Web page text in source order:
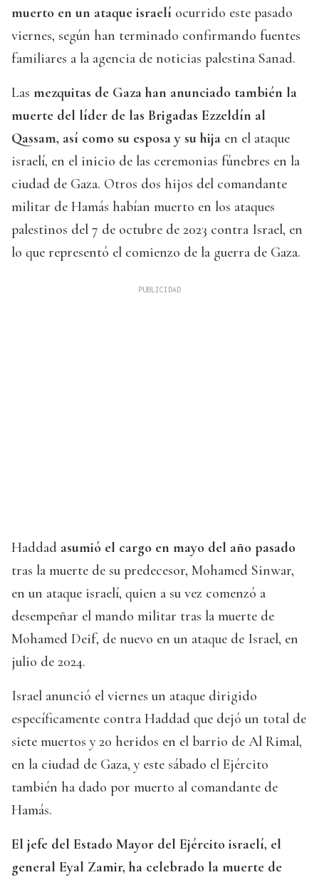
muerto en un ataque israelí ocurrido este pasado
viernes, según han terminado confirmando fuentes
familiares a la agencia de noticias palestina Sanad.
Las mezquitas de Gaza han anunciado también la
muerte del líder de las Brigadas Ezzeldín al
Qassam, así como su esposa y su hija en el ataque
israelí, en el inicio de las ceremonias fúnebres en la
ciudad de Gaza. Otros dos hijos del comandante
militar de Hamás habían muerto en los ataques
palestinos del 7 de octubre de 2023 contra Israel, en
lo que representó el comienzo de la guerra de Gaza.
Haddad asumió el cargo en mayo del año pasado
tras la muerte de su predecesor, Mohamed Sinwar,
en un ataque israelí, quien a su vez comenzó a
desempeñar el mando militar tras la muerte de
Mohamed Deif, de nuevo en un ataque de Israel, en
julio de 2024.
Israel anunció el viernes un ataque dirigido
específicamente contra Haddad que dejó un total de
siete muertos y 20 heridos en el barrio de Al Rimal,
en la ciudad de Gaza, y este sábado el Ejército
también ha dado por muerto al comandante de
Hamás.
El jefe del Estado Mayor del Ejército israelí, el
general Eyal Zamir, ha celebrado la muerte de